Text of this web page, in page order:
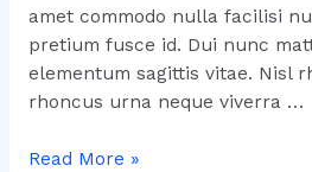
amet commodo nulla facilisi
pretium fusce id. Dui nunc
elementum sagittis vitae. Nisl
rhoncus urna neque viverra …
8
Read More »